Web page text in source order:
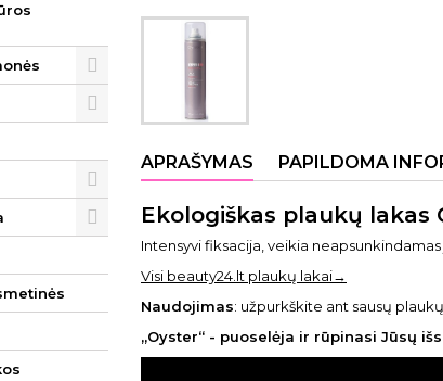
APRAŠYMAS PAPILDOMA
Ekologiškas plaukų lakas
Intensyvi fiksacija, veikia
Visi beauty24.lt plaukų lakai→
Naudojimas: užpurkškite ant sausų
„Oyster“ - puoselėja ir rūpinasi Jūsų